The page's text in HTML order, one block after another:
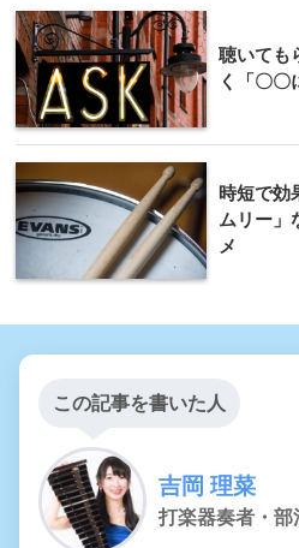
聴いても
く「〇〇
時短で効
ムリー」
メ
この記事を書いた人
吉岡 理菜
打楽器奏者・部